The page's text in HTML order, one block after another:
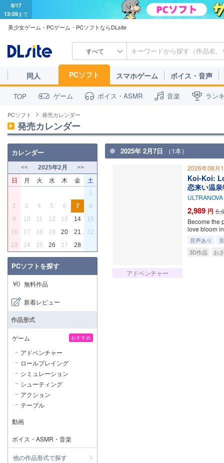
8/17
13:59まで
美少女ゲーム・PCゲーム・PCソフトならDLsite
すべて
同人 PCソフト スマホゲーム ボイス・音声
TOP ゲーム ボイス・ASMR 音楽 ラン
PCソフト 発売カレンダー
発売カレンダー
2025年 2月7日 （1本）
アドベンチャー
2026年08月
Koi-Koi:
恋来い温
2,989 円
Become the
love bloom
音声あり
3D作品
お
カレンダー
<< 2025年2月 >>
日 月 火 水 木 金 土
1
2
3 4 5 6 7
8
9
10 11 12 13 14
15
16
17 18 19 20 21
22
23
24 25 26 27 28
PCソフトを探す
無料作品
新着レビュー
作品形式
ゲーム おすすめ
アドベンチャー
ロールプレイング
シミュレーション
シューティング
アクション
テーブル
動画
ボイス・ASMR・音楽
他の作品形式で探す